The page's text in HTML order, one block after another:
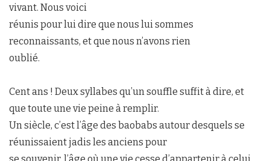
vivant. Nous voici
réunis pour lui dire que nous lui sommes
reconnaissants, et que nous n’avons rien
oublié.
Cent ans ! Deux syllabes qu’un souffle suffit à dire, et
que toute une vie peine à remplir.
Un siècle, c’est l’âge des baobabs autour desquels se
réunissaient jadis les anciens pour